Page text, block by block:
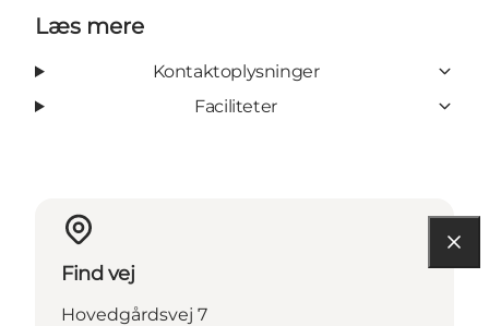
Læs mere
Kontaktoplysninger
Faciliteter
Find vej
Hovedgårdsvej 7